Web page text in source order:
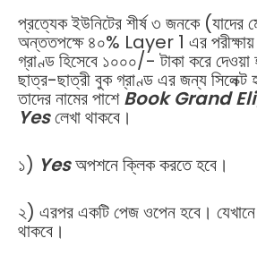
প্রত্যেক ইউনিটের শীর্ষ ৩ জনকে (যাদের
অন্ততপক্ষে ৪০% Layer 1 এর পরীক্ষায়
গ্রাণ্ড হিসেবে ১০০০/- টাকা করে
ছাত্র-ছাত্রী বুক গ্রাণ্ড এর জন্য সিলেক্ট
তাদের নামের পাশেBook Grand
Yesলেখা থাকবে।
১) Yesঅপশনে ক্লিক করতে হবে।
২) এরপর একটি পেজ ওপেন হবে। যেখানে
থাকবে।